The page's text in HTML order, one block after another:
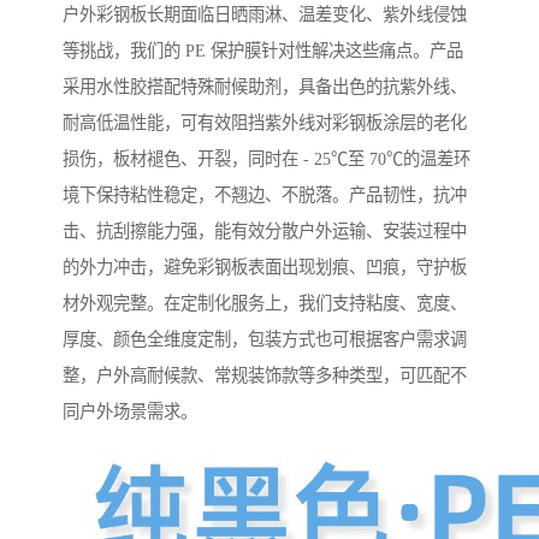
户外彩钢板长期面临日晒雨淋、温差变化、紫外线侵蚀
等挑战，我们的 PE 保护膜针对性解决这些痛点。产品
采用水性胶搭配特殊耐候助剂，具备出色的抗紫外线、
耐高低温性能，可有效阻挡紫外线对彩钢板涂层的老化
损伤，板材褪色、开裂，同时在 - 25℃至 70℃的温差环
境下保持粘性稳定，不翘边、不脱落。产品韧性，抗冲
击、抗刮擦能力强，能有效分散户外运输、安装过程中
的外力冲击，避免彩钢板表面出现划痕、凹痕，守护板
材外观完整。在定制化服务上，我们支持粘度、宽度、
厚度、颜色全维度定制，包装方式也可根据客户需求调
整，户外高耐候款、常规装饰款等多种类型，可匹配不
同户外场景需求。